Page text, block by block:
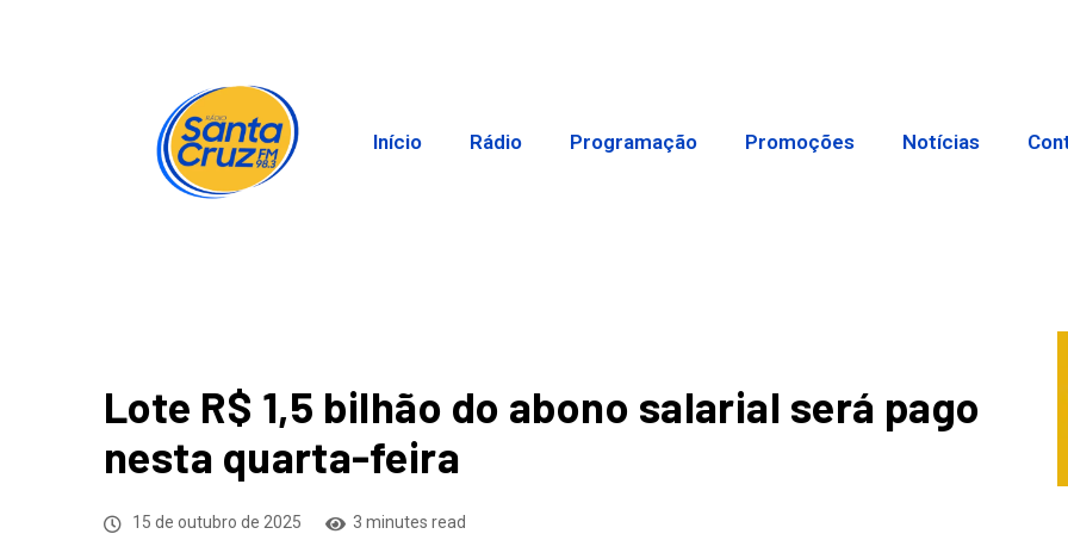
Início Rádio Programação Promoções Notícias
Lote R$ 1,5 bilhão do abono salarial será pago
nesta quarta-feira
15 de outubro de 2025 3 minutes read